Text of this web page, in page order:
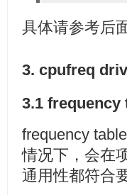
具体请参考后
3. cpufreq
3.1 frequency
frequency
情况下，会在
通用性都符合